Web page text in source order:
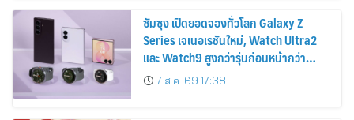
ซัมซุง เปิดยอดจองทั่วโลก Galaxy Z
Series เจเนอเรชันใหม่, Watch Ultra2
และ Watch9 สูงกว่ารุ่นก่อนหน้ากว่า
30%7 ส.ค. 69 17:38